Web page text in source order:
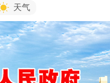
天气